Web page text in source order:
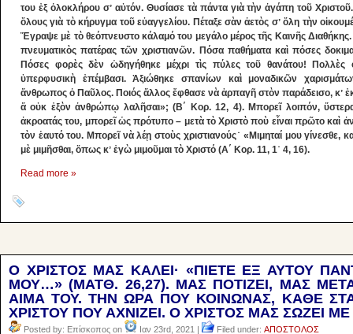
του ἐξ ὁλοκλήρου σʼ αὐτόν. Θυσίασε τὰ πάντα γιὰ τὴν ἀγάπη τοῦ
ὅλους γιὰ τὸ κήρυγμα τοῦ εὐαγγελίου. Πέταξε σὰν ἀετὸς σʼ ὅλη τὴν
Ἔγραψε μὲ τὸ θεόπνευστο κάλαμό του μεγάλο μέρος τῆς Καινῆς Διαθήκης.
πνευματικὸς πατέρας τῶν χριστιανῶν. Πόσα παθήματα καὶ πόσες
Πόσες φορὲς δὲν ὡδηγήθηκε μέχρι τὶς πύλες τοῦ θανάτου!
ὑπερφυσικὴ ἐπέμβασι. Ἀξιώθηκε σπανίων καὶ μοναδικῶν
ἄνθρωπος ὁ Παῦλος. Ποιός ἄλλος ἔφθασε νὰ ἁρπαγῆ στὸν παράδεισο, κʼ
ἅ οὐκ ἐξὸν ἀνθρώπῳ λαλῆσαι»; (Β΄ Κορ. 12, 4). Μπορεῖ λοιπόν,
ἀκροατάς του, μπορεῖ ὡς πρότυπο – μετὰ τὸ Χριστὸ ποὺ εἶναι πρῶτο καὶ
τὸν ἑαυτό του. Μπορεῖ νὰ λέῃ στοὺς χριστιανούς˙ «Μιμηταί μου
μὲ μιμῆσθαι, ὅπως κʼ ἐγὼ μιμοῦμαι τὸ Χριστό (Α΄ Κορ. 11, 1˙ 4, 16).
Read more »
Ο ΧΡΙΣΤΟΣ ΜΑΣ ΚΑΛΕΙ· «ΠΙΕΤΕ ΕΞ ΑΥΤΟΥ
ΜΟΥ…» (ΜΑΤΘ. 26,27). ΜΑΣ ΠΟΤΙΖΕΙ, ΜΑΣ
ΑΙΜΑ ΤΟΥ. ΤΗΝ ΩΡΑ ΠΟΥ ΚΟΙΝΩΝΑΣ, ΚΑΘΕ
ΧΡΙΣΤΟΥ ΠΟΥ ΑΧΝΙΖΕΙ. Ο ΧΡΙΣΤΟΣ ΜΑΣ ΣΩΖΕΙ
Posted by: Επίσκοπος on Ιαν 23rd, 2021 | Filed under: ΑΠΟΣΤΟΛΟΣ